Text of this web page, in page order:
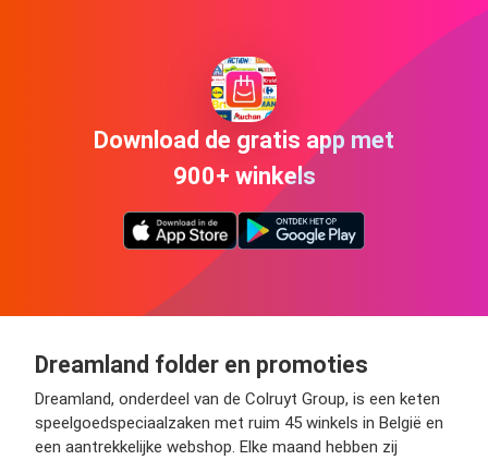
Download de gratis app met
900+ winkels
Dreamland folder en promoties
Dreamland, onderdeel van de Colruyt Group, is een keten
speelgoedspeciaalzaken met ruim 45 winkels in België en
een aantrekkelijke webshop. Elke maand hebben zij